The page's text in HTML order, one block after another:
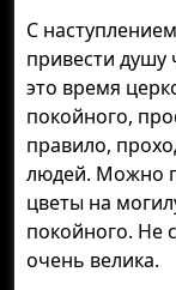
С
привести душу
это время
покойного,
правило,
людей. Можно
цветы на
покойного. Не
очень велика.